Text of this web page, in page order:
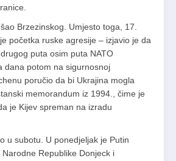
Brzezinskog. Umjesto toga, 17.
početka ruske agresije – izjavio je da
puta osim puta NATO
dana potom na sigurnosnoj
poručio da bi Ukrajina mogla
memorandum iz 1994., čime je
je Kijev spreman na izradu
u subotu. U ponedjeljak je Putin
Republike Donjeck i